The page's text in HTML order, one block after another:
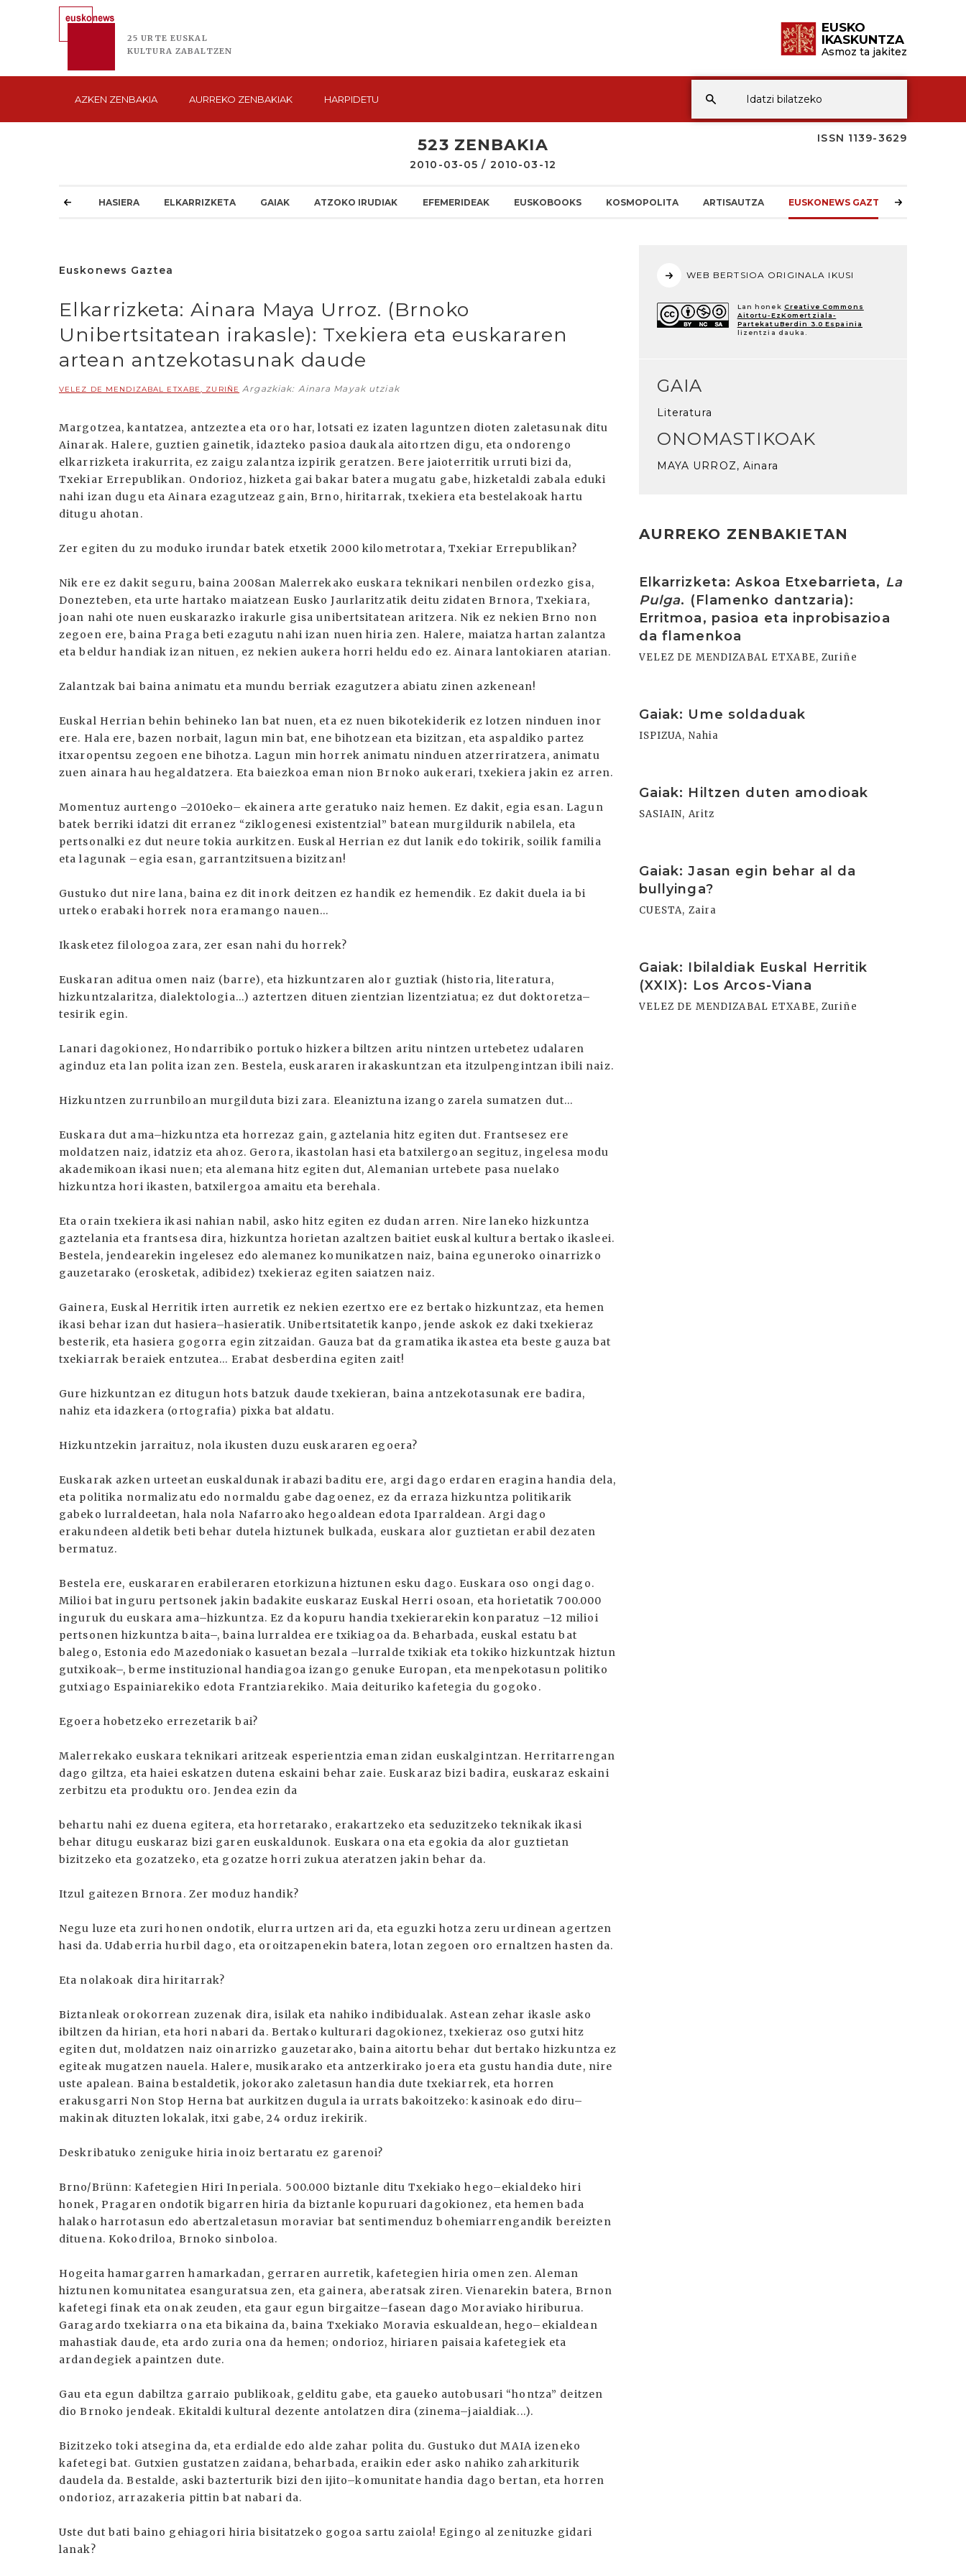
25 URTE EUSKAL
KULTURA ZABALTZEN
EUSKO
IKASKUNTZA
Asmoz ta jakitez
AZKEN ZENBAKIA AURREKO ZENBAKIAK HARPIDETU
ISSN 1139-3629
523 ZENBAKIA
2010-03-05 / 2010-03-12
HASIERA ELKARRIZKETA GAIAK ATZOKO IRUDIAK EFEMERIDEAK EUSKOBOOKS KOSMOPOLITA ARTISAUTZA EUSKONEWS GAZTEA
Euskonews Gaztea
Elkarrizketa: Ainara Maya Urroz. (Brnoko
Unibertsitatean irakasle): Txekiera eta euskararen
artean antzekotasunak daude
VELEZ DE MENDIZABAL ETXABE, ZURIÑE Argazkiak: Ainara Mayak utziak
Margotzea, kantatzea, antzeztea eta oro har, lotsati ez izaten laguntzen dioten zaletasunak ditu
Ainarak. Halere, guztien gainetik, idazteko pasioa daukala aitortzen digu, eta ondorengo
elkarrizketa irakurrita, ez zaigu zalantza izpirik geratzen. Bere jaioterritik urruti bizi da,
Txekiar Errepublikan. Ondorioz, hizketa gai bakar batera mugatu gabe, hizketaldi zabala eduki
nahi izan dugu eta Ainara ezagutzeaz gain, Brno, hiritarrak, txekiera eta bestelakoak hartu
ditugu ahotan.
Zer egiten du zu moduko irundar batek etxetik 2000 kilometrotara, Txekiar Errepublikan?
Nik ere ez dakit seguru, baina 2008an Malerrekako euskara teknikari nenbilen ordezko gisa,
Donezteben, eta urte hartako maiatzean Eusko Jaurlaritzatik deitu zidaten Brnora, Txekiara,
joan nahi ote nuen euskarazko irakurle gisa unibertsitatean aritzera. Nik ez nekien Brno non
zegoen ere, baina Praga beti ezagutu nahi izan nuen hiria zen. Halere, maiatza hartan zalantza
eta beldur handiak izan nituen, ez nekien aukera horri heldu edo ez. Ainara lantokiaren atarian.
Zalantzak bai baina animatu eta mundu berriak ezagutzera abiatu zinen azkenean!
Euskal Herrian behin behineko lan bat nuen, eta ez nuen bikotekiderik ez lotzen ninduen inor
ere. Hala ere, bazen norbait, lagun min bat, ene bihotzean eta bizitzan, eta aspaldiko partez
itxaropentsu zegoen ene bihotza. Lagun min horrek animatu ninduen atzerriratzera, animatu
zuen ainara hau hegaldatzera. Eta baiezkoa eman nion Brnoko aukerari, txekiera jakin ez arren.
Momentuz aurtengo –2010eko– ekainera arte geratuko naiz hemen. Ez dakit, egia esan. Lagun
batek berriki idatzi dit erranez “ziklogenesi existentzial” batean murgildurik nabilela, eta
pertsonalki ez dut neure tokia aurkitzen. Euskal Herrian ez dut lanik edo tokirik, soilik familia
eta lagunak –egia esan, garrantzitsuena bizitzan!
Gustuko dut nire lana, baina ez dit inork deitzen ez handik ez hemendik. Ez dakit duela ia bi
urteko erabaki horrek nora eramango nauen...
Ikasketez filologoa zara, zer esan nahi du horrek?
Euskaran aditua omen naiz (barre), eta hizkuntzaren alor guztiak (historia, literatura,
hizkuntzalaritza, dialektologia...) aztertzen dituen zientzian lizentziatua; ez dut doktoretza–
tesirik egin.
Lanari dagokionez, Hondarribiko portuko hizkera biltzen aritu nintzen urtebetez udalaren
aginduz eta lan polita izan zen. Bestela, euskararen irakaskuntzan eta itzulpengintzan ibili naiz.
Hizkuntzen zurrunbiloan murgilduta bizi zara. Eleaniztuna izango zarela sumatzen dut...
Euskara dut ama–hizkuntza eta horrezaz gain, gaztelania hitz egiten dut. Frantsesez ere
moldatzen naiz, idatziz eta ahoz. Gerora, ikastolan hasi eta batxilergoan segituz, ingelesa modu
akademikoan ikasi nuen; eta alemana hitz egiten dut, Alemanian urtebete pasa nuelako
hizkuntza hori ikasten, batxilergoa amaitu eta berehala.
Eta orain txekiera ikasi nahian nabil, asko hitz egiten ez dudan arren. Nire laneko hizkuntza
gaztelania eta frantsesa dira, hizkuntza horietan azaltzen baitiet euskal kultura bertako ikasleei.
Bestela, jendearekin ingelesez edo alemanez komunikatzen naiz, baina eguneroko oinarrizko
gauzetarako (erosketak, adibidez) txekieraz egiten saiatzen naiz.
Gainera, Euskal Herritik irten aurretik ez nekien ezertxo ere ez bertako hizkuntzaz, eta hemen
ikasi behar izan dut hasiera–hasieratik. Unibertsitatetik kanpo, jende askok ez daki txekieraz
besterik, eta hasiera gogorra egin zitzaidan. Gauza bat da gramatika ikastea eta beste gauza bat
txekiarrak beraiek entzutea... Erabat desberdina egiten zait!
Gure hizkuntzan ez ditugun hots batzuk daude txekieran, baina antzekotasunak ere badira,
nahiz eta idazkera (ortografia) pixka bat aldatu.
Hizkuntzekin jarraituz, nola ikusten duzu euskararen egoera?
Euskarak azken urteetan euskaldunak irabazi baditu ere, argi dago erdaren eragina handia dela,
eta politika normalizatu edo normaldu gabe dagoenez, ez da erraza hizkuntza politikarik
gabeko lurraldeetan, hala nola Nafarroako hegoaldean edota Iparraldean. Argi dago
erakundeen aldetik beti behar dutela hiztunek bulkada, euskara alor guztietan erabil dezaten
bermatuz.
Bestela ere, euskararen erabileraren etorkizuna hiztunen esku dago. Euskara oso ongi dago.
Milioi bat inguru pertsonek jakin badakite euskaraz Euskal Herri osoan, eta horietatik 700.000
inguruk du euskara ama–hizkuntza. Ez da kopuru handia txekierarekin konparatuz –12 milioi
pertsonen hizkuntza baita–, baina lurraldea ere txikiagoa da. Beharbada, euskal estatu bat
balego, Estonia edo Mazedoniako kasuetan bezala –lurralde txikiak eta tokiko hizkuntzak hiztun
gutxikoak–, berme instituzional handiagoa izango genuke Europan, eta menpekotasun politiko
gutxiago Espainiarekiko edota Frantziarekiko. Maia deituriko kafetegia du gogoko.
Egoera hobetzeko errezetarik bai?
Malerrekako euskara teknikari aritzeak esperientzia eman zidan euskalgintzan. Herritarrengan
dago giltza, eta haiei eskatzen dutena eskaini behar zaie. Euskaraz bizi badira, euskaraz eskaini
zerbitzu eta produktu oro. Jendea ezin da
behartu nahi ez duena egitera, eta horretarako, erakartzeko eta seduzitzeko teknikak ikasi
behar ditugu euskaraz bizi garen euskaldunok. Euskara ona eta egokia da alor guztietan
bizitzeko eta gozatzeko, eta gozatze horri zukua ateratzen jakin behar da.
Itzul gaitezen Brnora. Zer moduz handik?
Negu luze eta zuri honen ondotik, elurra urtzen ari da, eta eguzki hotza zeru urdinean agertzen
hasi da. Udaberria hurbil dago, eta oroitzapenekin batera, lotan zegoen oro ernaltzen hasten da.
Eta nolakoak dira hiritarrak?
Biztanleak orokorrean zuzenak dira, isilak eta nahiko indibidualak. Astean zehar ikasle asko
ibiltzen da hirian, eta hori nabari da. Bertako kulturari dagokionez, txekieraz oso gutxi hitz
egiten dut, moldatzen naiz oinarrizko gauzetarako, baina aitortu behar dut bertako hizkuntza ez
egiteak mugatzen nauela. Halere, musikarako eta antzerkirako joera eta gustu handia dute, nire
uste apalean. Baina bestaldetik, jokorako zaletasun handia dute txekiarrek, eta horren
erakusgarri Non Stop Herna bat aurkitzen dugula ia urrats bakoitzeko: kasinoak edo diru–
makinak dituzten lokalak, itxi gabe, 24 orduz irekirik.
Deskribatuko zeniguke hiria inoiz bertaratu ez garenoi?
Brno/Brünn: Kafetegien Hiri Inperiala. 500.000 biztanle ditu Txekiako hego–ekialdeko hiri
honek, Pragaren ondotik bigarren hiria da biztanle kopuruari dagokionez, eta hemen bada
halako harrotasun edo abertzaletasun moraviar bat sentimenduz bohemiarrengandik bereizten
dituena. Kokodriloa, Brnoko sinboloa.
Hogeita hamargarren hamarkadan, gerraren aurretik, kafetegien hiria omen zen. Aleman
hiztunen komunitatea esanguratsua zen, eta gainera, aberatsak ziren. Vienarekin batera, Brnon
kafetegi finak eta onak zeuden, eta gaur egun birgaitze–fasean dago Moraviako hiriburua.
Garagardo txekiarra ona eta bikaina da, baina Txekiako Moravia eskualdean, hego–ekialdean
mahastiak daude, eta ardo zuria ona da hemen; ondorioz, hiriaren paisaia kafetegiek eta
ardandegiek apaintzen dute.
Gau eta egun dabiltza garraio publikoak, gelditu gabe, eta gaueko autobusari “hontza” deitzen
dio Brnoko jendeak. Ekitaldi kultural dezente antolatzen dira (zinema–jaialdiak...).
Bizitzeko toki atsegina da, eta erdialde edo alde zahar polita du. Gustuko dut MAIA izeneko
kafetegi bat. Gutxien gustatzen zaidana, beharbada, eraikin eder asko nahiko zaharkiturik
daudela da. Bestalde, aski bazterturik bizi den ijito–komunitate handia dago bertan, eta horren
ondorioz, arrazakeria pittin bat nabari da.
Uste dut bati baino gehiagori hiria bisitatzeko gogoa sartu zaiola! Egingo al zenituzke gidari
lanak?
WEB BERTSIOA ORIGINALA IKUSI
Lan honek Creative Commons
Aitortu-EzKomertziala-
PartekatuBerdin 3.0 Espainia
lizentzia dauka.
GAIA
Literatura
ONOMASTIKOAK
MAYA URROZ, Ainara
AURREKO ZENBAKIETAN
Elkarrizketa: Askoa Etxebarrieta, La
Pulga. (Flamenko dantzaria):
Erritmoa, pasioa eta inprobisazioa
da flamenkoa
VELEZ DE MENDIZABAL ETXABE, Zuriñe
Gaiak: Ume soldaduak
ISPIZUA, Nahia
Gaiak: Hiltzen duten amodioak
SASIAIN, Aritz
Gaiak: Jasan egin behar al da
bullyinga?
CUESTA, Zaira
Gaiak: Ibilaldiak Euskal Herritik
(XXIX): Los Arcos-Viana
VELEZ DE MENDIZABAL ETXABE, Zuriñe